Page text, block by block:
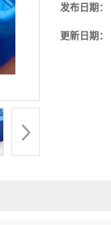
发布日期：
更新日期：